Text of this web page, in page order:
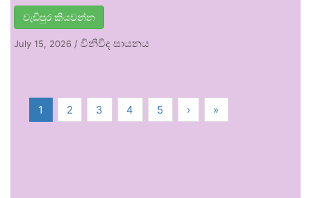
වැඩිපුර කියවන්න
July 15, 2026 / විනිවිද සායනය
1 2 3 4 5 › »